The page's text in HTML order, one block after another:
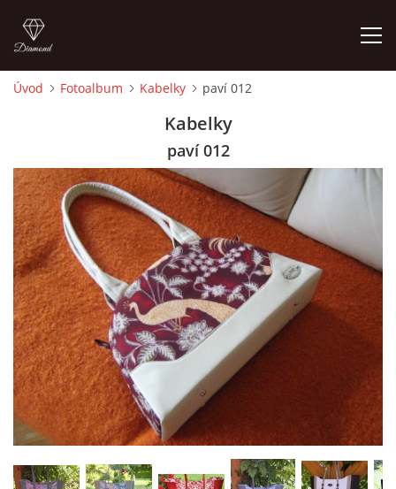
CEDULKY
MOJE POSLEDNÍ PRÁCE
© 2025 eStránky.cz
Úvod Fotoalbum Kabelky paví 012
Kabelky
paví 012